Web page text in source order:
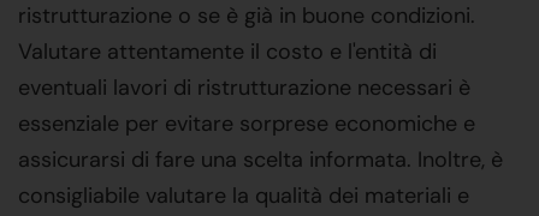
ristrutturazione o se è già in buone condizioni.
Valutare attentamente il costo e l'entità di
eventuali lavori di ristrutturazione necessari è
essenziale per evitare sorprese economiche e
assicurarsi di fare una scelta informata. Inoltre, è
consigliabile valutare la qualità dei materiali e